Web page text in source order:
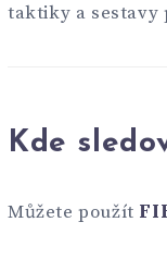
taktiky a sestavy
Kde
Můžete použít